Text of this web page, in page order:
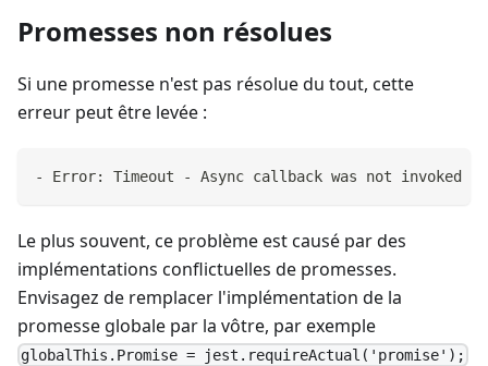
Promesses non résolues
Si une promesse n'est pas résolue du tout, cette
erreur peut être levée :
- Error: Timeout - Async callback was not invoked
Le plus souvent, ce problème est causé par des
implémentations conflictuelles de promesses.
Envisagez de remplacer l'implémentation de la
promesse globale par la vôtre, par exemple
globalThis.Promise = jest.requireActual('promise');